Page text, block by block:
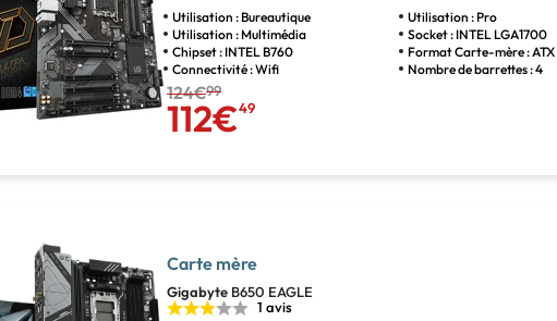
Utilisation : Bureautique
Utilisation : Pro
Utilisation : Multimédia
Socket : INTEL LGA1700
Chipset : INTEL B760
Format Carte-mère : ATX
Connectivité : Wifi
Nombre de barrettes : 4
124€99
112€49
Carte mère
Gigabyte B650 EAGLE
1 avis